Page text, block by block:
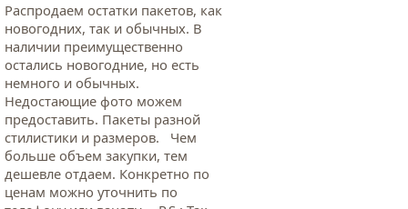
Распродаем остатки пакетов, как
новогодних, так и обычных. В
наличии преимущественно
остались новогодние, но есть
немного и обычных.
Недостающие фото можем
предоставить. Пакеты разной
стилистики и размеров. Чем
больше объем закупки, тем
дешевле отдаем. Конкретно по
ценам можно уточнить по